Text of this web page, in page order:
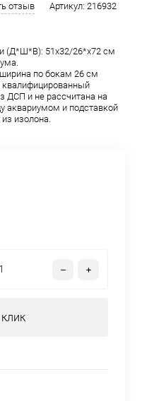
отзыв Артикул: 216932
(Д*Ш*В): 51х32/26*х72 см
по бокам 26 см
квалифицированный
ДСП и не рассчитана на
аквариумом и подставкой
изолона.